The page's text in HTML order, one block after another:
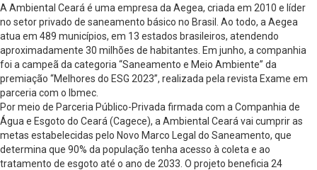
A Ambiental Ceará é uma empresa da Aegea, criada em 2010 e líder
no setor privado de saneamento básico no Brasil. Ao todo, a Aegea
atua em 489 municípios, em 13 estados brasileiros, atendendo
aproximadamente 30 milhões de habitantes. Em junho, a companhia
foi a campeã da categoria “Saneamento e Meio Ambiente” da
premiação “Melhores do ESG 2023”, realizada pela revista Exame em
parceria com o Ibmec.
Por meio de Parceria Público-Privada firmada com a Companhia de
Água e Esgoto do Ceará (Cagece), a Ambiental Ceará vai cumprir as
metas estabelecidas pelo Novo Marco Legal do Saneamento, que
determina que 90% da população tenha acesso à coleta e ao
tratamento de esgoto até o ano de 2033. O projeto beneficia 24